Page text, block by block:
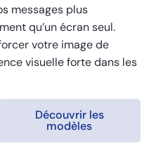
messages plus
qu’un écran seul.
votre image de
visuelle forte dans les
Découvrir les
modèles